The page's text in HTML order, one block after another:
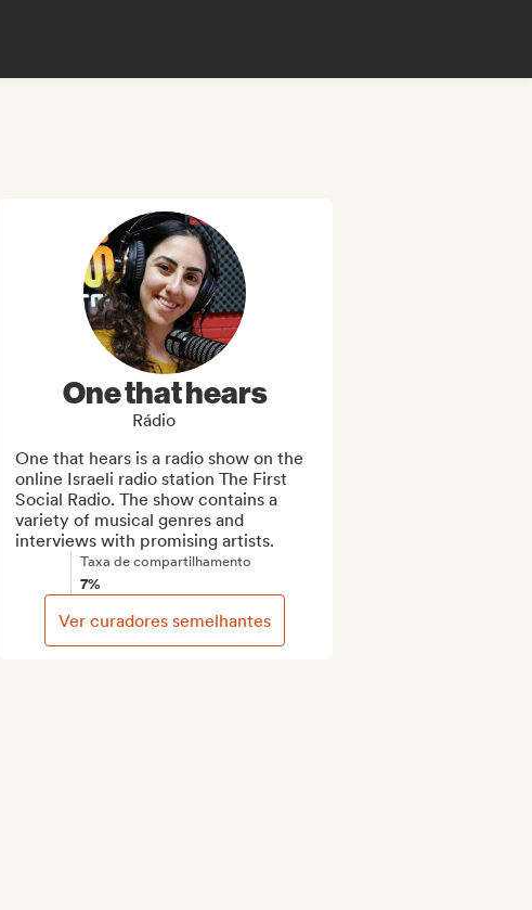
One that hears
Rádio
One that hears is a radio show on the
online Israeli radio station The First
Social Radio. The show contains a
variety of musical genres and
interviews with promising artists.
Taxa de compartilhamento
7%
Ver curadores semelhantes